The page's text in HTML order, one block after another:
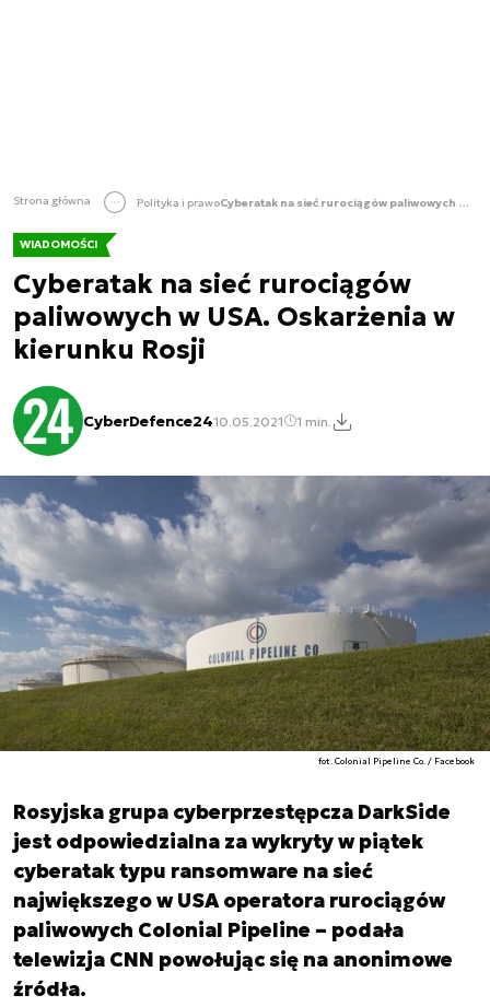
Strona główna Polityka i prawo Cyberatak na sieć rurociągów paliwowych w USA. Oskarżenia w kierunku Rosji
WIADOMOŚCI
Cyberatak na sieć rurociągów
paliwowych w USA. Oskarżenia w
kierunku Rosji
CyberDefence2410.05.2021 1 min.
fot. Colonial Pipeline Co. / Facebook
Rosyjska grupa cyberprzestępcza DarkSide
jest odpowiedzialna za wykryty w piątek
cyberatak typu ransomware na sieć
największego w USA operatora rurociągów
paliwowych Colonial Pipeline – podała
telewizja CNN powołując się na anonimowe
źródła.